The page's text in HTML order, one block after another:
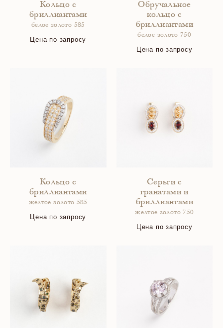
Кольцо с
бриллиантами
белое золото 585
Цена по запросу
Обручальное
кольцо с
бриллиантами
белое золото 750
Цена по запросу
Кольцо с
бриллиантами
желтое золото 585
Цена по запросу
Серьги с
гранатами и
бриллиантами
желтое золото 750
Цена по запросу